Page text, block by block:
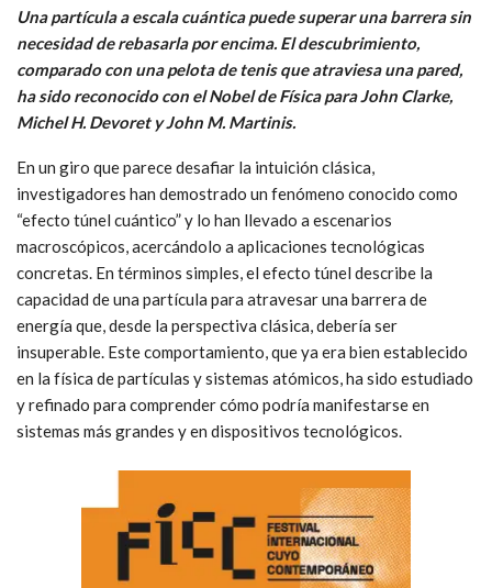
Una partícula a escala cuántica puede superar una barrera sin
necesidad de rebasarla por encima. El descubrimiento,
comparado con una pelota de tenis que atraviesa una pared,
ha sido reconocido con el Nobel de Física para John Clarke,
Michel H. Devoret y John M. Martinis.
En un giro que parece desafiar la intuición clásica,
investigadores han demostrado un fenómeno conocido como
“efecto túnel cuántico” y lo han llevado a escenarios
macroscópicos, acercándolo a aplicaciones tecnológicas
concretas. En términos simples, el efecto túnel describe la
capacidad de una partícula para atravesar una barrera de
energía que, desde la perspectiva clásica, debería ser
insuperable. Este comportamiento, que ya era bien establecido
en la física de partículas y sistemas atómicos, ha sido estudiado
y refinado para comprender cómo podría manifestarse en
sistemas más grandes y en dispositivos tecnológicos.